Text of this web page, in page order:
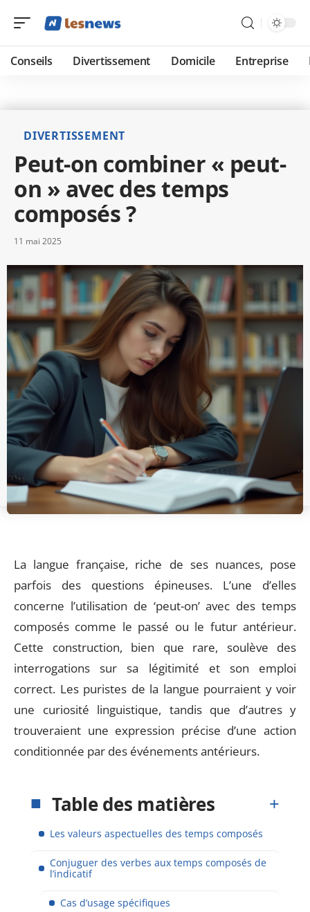
Conseils Divertissement Domicile Entreprise
DIVERTISSEMENT
Peut-on combiner « peut-
on » avec des temps
composés ?
11 mai 2025
La langue française, riche de ses nuances, pose
parfois des questions épineuses. L’une d’elles
concerne l’utilisation de ‘peut-on’ avec des temps
composés comme le passé ou le futur antérieur.
Cette construction, bien que rare, soulève des
interrogations sur sa légitimité et son emploi
correct. Les puristes de la langue pourraient y voir
une curiosité linguistique, tandis que d’autres y
trouveraient une expression précise d’une action
conditionnée par des événements antérieurs.
Table des matières
Les valeurs aspectuelles des temps composés
Conjuguer des verbes aux temps composés de
l’indicatif
Cas d’usage spécifiques